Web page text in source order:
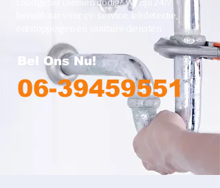
Loodgieter Diemen nodig? Wij zijn 24/7
bereikbaar voor cv-service, lekdetectie,
Bel Ons Nu!
06-39459551